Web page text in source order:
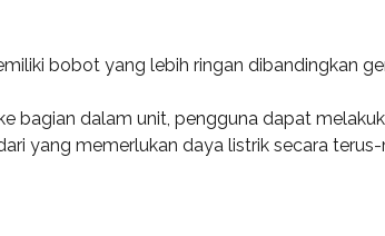
bobot yang lebih ringan dibandingkan
bagian dalam unit, pengguna dapat
yang memerlukan daya listrik secara terus-